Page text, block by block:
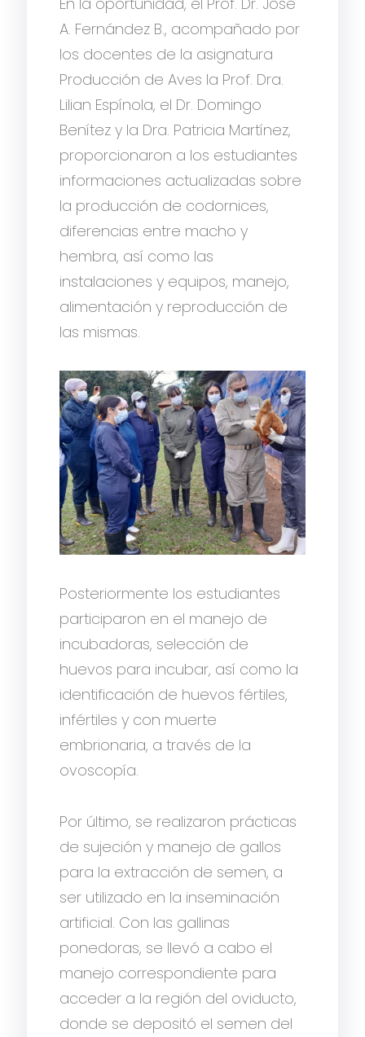
A. Fernández B., acompañado por
los docentes de la asignatura
Producción de Aves la Prof. Dra.
Lilian Espínola, el Dr. Domingo
Benítez y la Dra. Patricia Martínez,
proporcionaron a los estudiantes
informaciones actualizadas sobre
la producción de codornices,
diferencias entre macho y
hembra, así como las
instalaciones y equipos, manejo,
alimentación y reproducción de
las mismas.
Posteriormente los estudiantes
participaron en el manejo de
incubadoras, selección de
huevos para incubar, así como la
identificación de huevos fértiles,
infértiles y con muerte
embrionaria, a través de la
ovoscopía.
Por último, se realizaron prácticas
de sujeción y manejo de gallos
para la extracción de semen, a
ser utilizado en la inseminación
artificial. Con las gallinas
ponedoras, se llevó a cabo el
manejo correspondiente para
acceder a la región del oviducto,
donde se depositó el semen del